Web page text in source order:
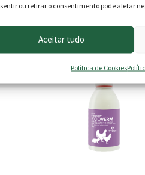
ou retirar o consentimento pode afetar
Aceitar tudo
Política de Cookies
podem deixar opinião.